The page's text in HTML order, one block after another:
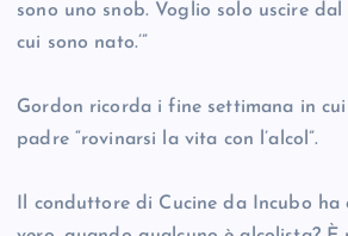
sono uno snob. Voglio solo uscire dal
cui sono nato.’”
Gordon ricorda i fine settimana in
padre “rovinarsi la vita con l’alcol”.
Il conduttore di Cucine da Incubo ha